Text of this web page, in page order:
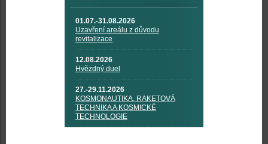
01.07.-31.08.2026
Uzavření areálu z důvodu
revitalizace
12.08.2026
Hvězdný duel
27.-29.11.2026
KOSMONAUTIKA, RAKETOVÁ
TECHNIKA A KOSMICKÉ
TECHNOLOGIE